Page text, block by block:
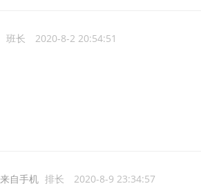
班长 2020-8-2 20:54:51
来自手机 排长 2020-8-9 23:34:57